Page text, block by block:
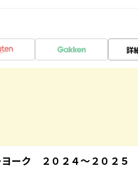
詳
ーク ２０２４～２０２５